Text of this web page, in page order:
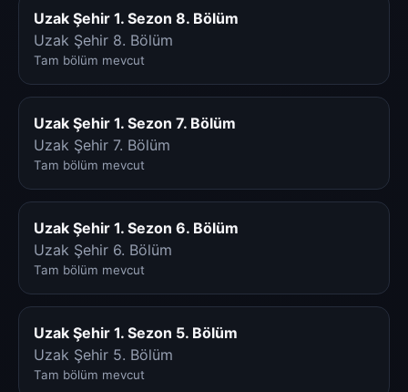
Uzak Şehir 1. Sezon 8. Bölüm
Uzak Şehir 8. Bölüm
Tam bölüm mevcut
Uzak Şehir 1. Sezon 7. Bölüm
Uzak Şehir 7. Bölüm
Tam bölüm mevcut
Uzak Şehir 1. Sezon 6. Bölüm
Uzak Şehir 6. Bölüm
Tam bölüm mevcut
Uzak Şehir 1. Sezon 5. Bölüm
Uzak Şehir 5. Bölüm
Tam bölüm mevcut